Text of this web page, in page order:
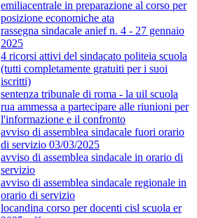
emiliacentrale in preparazione al corso per
posizione economiche ata
rassegna sindacale anief n. 4 - 27 gennaio
2025
4 ricorsi attivi del sindacato politeia scuola
(tutti completamente gratuiti per i suoi
iscritti)
sentenza tribunale di roma - la uil scuola
rua ammessa a partecipare alle riunioni per
l'informazione e il confronto
avviso di assemblea sindacale fuori orario
di servizio 03/03/2025
avviso di assemblea sindacale in orario di
servizio
avviso di assemblea sindacale regionale in
orario di servizio
locandina corso per docenti cisl scuola er